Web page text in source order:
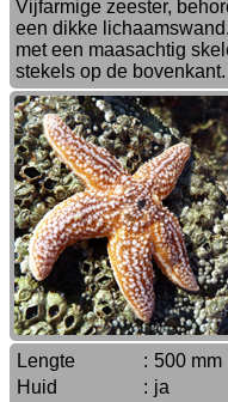
Vijfarmige zeester,
een dikke
met een maasachtig
stekels op de
Lengte : 500 mm
Huid
: ja